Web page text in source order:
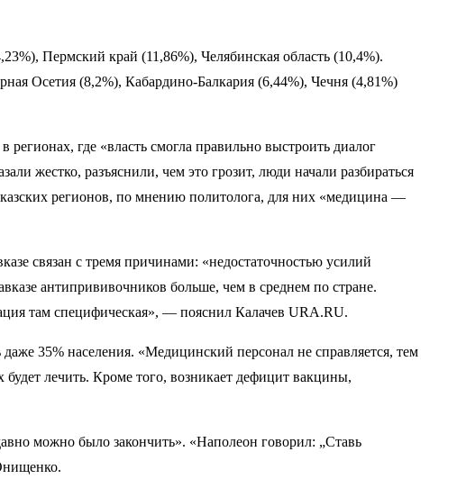
Пермский край (11,86%), Челябинская область (10,4%).
Осетия (8,2%), Кабардино-Балкария (6,44%), Чечня (4,81%)
где «власть смогла правильно выстроить диалог
жестко, разъяснили, чем это грозит, люди начали разбираться
регионов, по мнению политолога, для них «медицина —
связан с тремя причинами: «недостаточностью усилий
антипрививочников больше, чем в среднем по стране.
там специфическая», — пояснил Калачев URA.RU.
35% населения. «Медицинский персонал не справляется, тем
лечить. Кроме того, возникает дефицит вакцины,
можно было закончить». «Наполеон говорил: „Ставь